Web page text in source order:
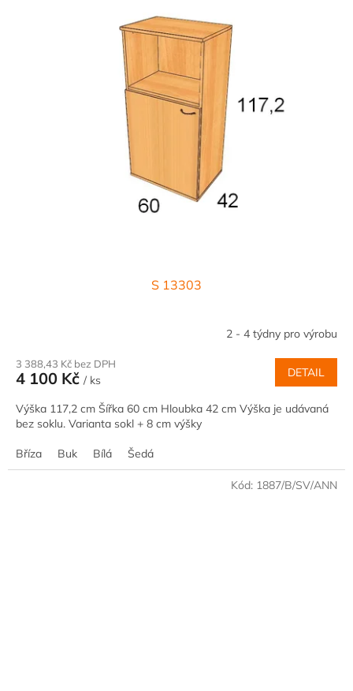
S 13303
2 - 4 týdny pro výrobu
3 388,43 Kč bez DPH
4 100 Kč / ks
DETAIL
Výška 117,2 cm Šířka 60 cm Hloubka 42 cm Výška je udávaná
bez soklu. Varianta sokl + 8 cm výšky
Bříza Buk Bílá Šedá
Kód: 1887/B/SV/ANN